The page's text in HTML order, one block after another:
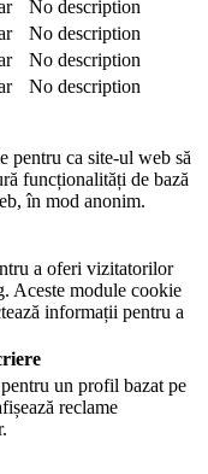
No description
No description
No description
No description
pentru ca site-ul web să
funcționalități de bază
în mod anonim.
a oferi vizitatorilor
Aceste module cookie
informații pentru a
un profil bazat pe
reclame